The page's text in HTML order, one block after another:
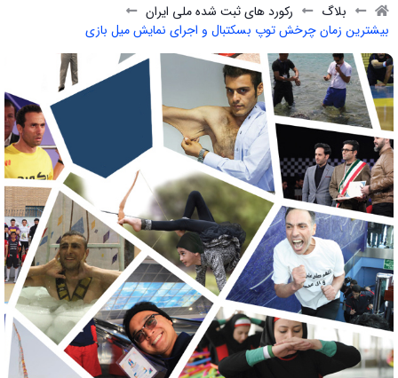
بلاگ
رکورد های ثبت شده ملی ایران
بیشترین زمان چرخش توپ بسکتبال و اجرای نمایش میل بازی